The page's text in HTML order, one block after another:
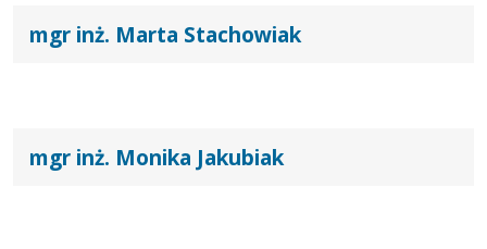
mgr inż. Marta Stachowiak
mgr inż. Monika Jakubiak